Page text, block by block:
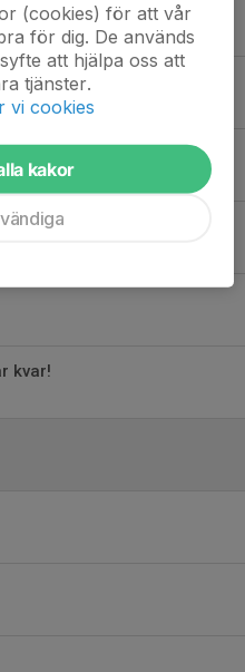
kvar!
(cookies) för att vår
för dig. De används
att hjälpa oss att
tjänster.
vi cookies
kakor